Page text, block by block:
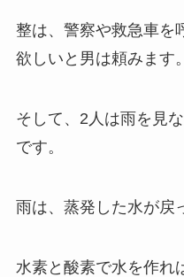
整は、警察や救急車を
欲しいと男は頼みます。
そして、2人は雨を見
です。
雨は、蒸発した水が戻
水素と酸素で水を作れ